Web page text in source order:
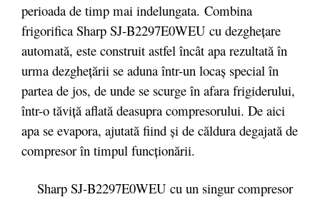
perioada de timp mai indelungata. Combina
frigorifica Sharp SJ-B2297E0WEU cu dezgheţare
automată, este construit astfel încât apa rezultată în
urma dezgheţării se aduna într-un locaş special în
partea de jos, de unde se scurge în afara frigiderului,
într-o tăviţă aflată deasupra compresorului. De aici
apa se evapora, ajutată fiind şi de căldura degajată de
compresor în timpul funcţionării.
Sharp SJ-B2297E0WEU cu un singur compresor